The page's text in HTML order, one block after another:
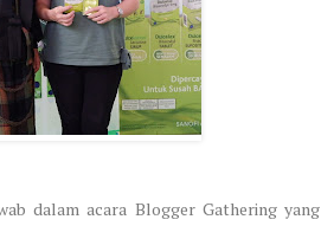
dalam acara Blogger Gathering yang